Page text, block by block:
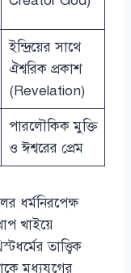
ইন্দ্রিয়ের সাথে
ঐশ্বরিক প্রকাশ
(Revelation)
পারলৌকিক মুক্তি
ও ঈশ্বরের প্রেম
ধর্মনিরপেক্ষ
খাইয়ে
তাত্ত্বিক
মধ্যযুগের